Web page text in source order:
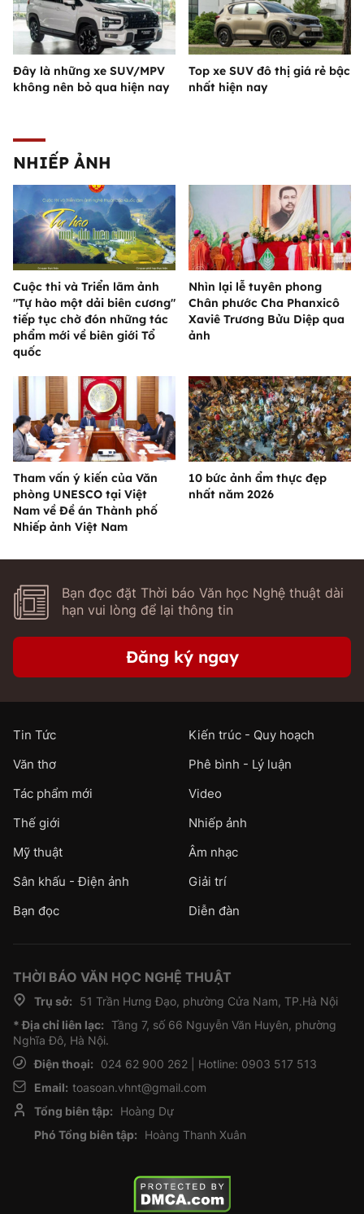
Đây là những xe SUV/MPV
không nên bỏ qua hiện nay
Top xe SUV đô thị giá rẻ bậc
nhất hiện nay
NHIẾP ẢNH
Cuộc thi và Triển lãm ảnh
"Tự hào một dải biên cương"
tiếp tục chờ đón những tác
phẩm mới về biên giới Tổ
quốc
Nhìn lại lễ tuyên phong
Chân phước Cha Phanxicô
Xaviê Trương Bửu Diệp qua
ảnh
Tham vấn ý kiến của Văn
phòng UNESCO tại Việt
Nam về Đề án Thành phố
Nhiếp ảnh Việt Nam
10 bức ảnh ẩm thực đẹp
nhất năm 2026
Bạn đọc đặt Thời báo Văn học Nghệ thuật dài
hạn vui lòng để lại thông tin
Đăng ký ngay
Tin Tức
Kiến trúc - Quy hoạch
Văn thơ
Phê bình - Lý luận
Tác phẩm mới
Video
Thế giới
Nhiếp ảnh
Mỹ thuật
Âm nhạc
Sân khấu - Điện ảnh
Giải trí
Bạn đọc
Diễn đàn
THỜI BÁO VĂN HỌC NGHỆ THUẬT
Trụ sở:
51 Trần Hưng Đạo, phường Cửa Nam, TP.Hà Nội
* Địa chỉ liên lạc: Tầng 7, số 66 Nguyễn Văn Huyên, phường
Nghĩa Đô, Hà Nội.
Điện thoại:
024 62 900 262 | Hotline: 0903 517 513
Email: toasoan.vhnt@gmail.com
Tổng biên tập:
Hoàng Dự
Phó Tổng biên tập:
Hoàng Thanh Xuân